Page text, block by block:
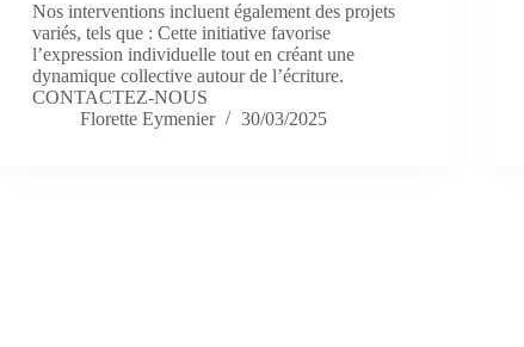
Nos interventions incluent également des projets
variés, tels que : Cette initiative favorise
l’expression individuelle tout en créant une
dynamique collective autour de l’écriture.
CONTACTEZ-NOUS
Florette Eymenier
30/03/2025